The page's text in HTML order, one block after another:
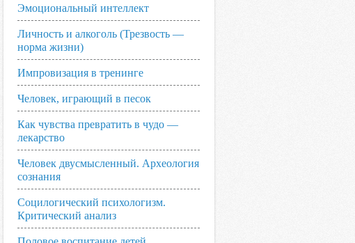
Эмоциональный интеллект
Личность и алкоголь (Трезвость —
норма жизни)
Импровизация в тренинге
Человек, играющий в песок
Как чувства превратить в чудо —
лекарство
Человек двусмысленный. Археология
сознания
Социлогический психологизм.
Критический анализ